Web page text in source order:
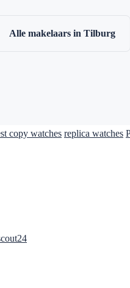
Alle makelaars in Tilburg
copy watches replica watches